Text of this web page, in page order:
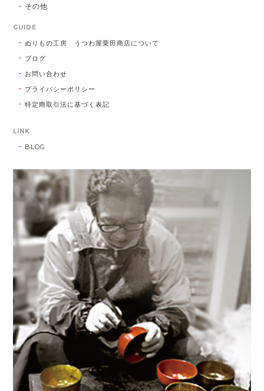
その他
GUIDE
ぬりもの工房 うつわ屋栗田商店について
ブログ
お問い合わせ
プライバシーポリシー
特定商取引法に基づく表記
LINK
BLOG